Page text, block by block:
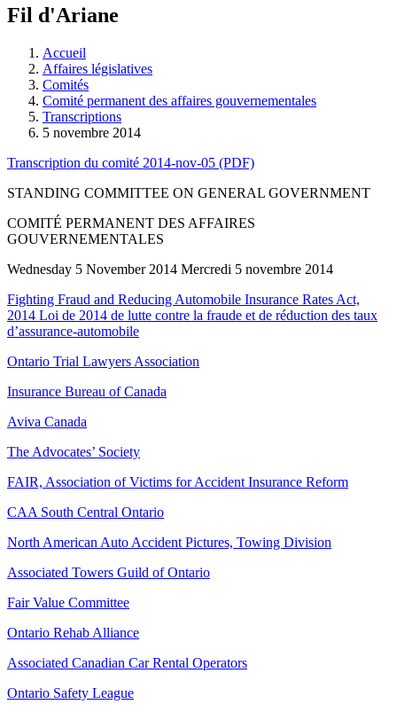
à
législative.
Fil d'Ariane
Accueil
Affaires législatives
Comités
Comité permanent des affaires gouvernementales
Transcriptions
5 novembre 2014
Transcription du comité 2014-nov-05 (PDF)
STANDING COMMITTEE ON GENERAL GOVERNMENT
COMITÉ PERMANENT DES AFFAIRES
GOUVERNEMENTALES
Wednesday 5 November 2014 Mercredi 5 novembre 2014
Fighting Fraud and Reducing Automobile Insurance Rates Act,
2014 Loi de 2014 de lutte contre la fraude et de réduction des taux
d’assurance-automobile
Ontario Trial Lawyers Association
Insurance Bureau of Canada
Aviva Canada
The Advocates’ Society
FAIR, Association of Victims for Accident Insurance Reform
CAA South Central Ontario
North American Auto Accident Pictures, Towing Division
Associated Towers Guild of Ontario
Fair Value Committee
Ontario Rehab Alliance
Associated Canadian Car Rental Operators
Ontario Safety League